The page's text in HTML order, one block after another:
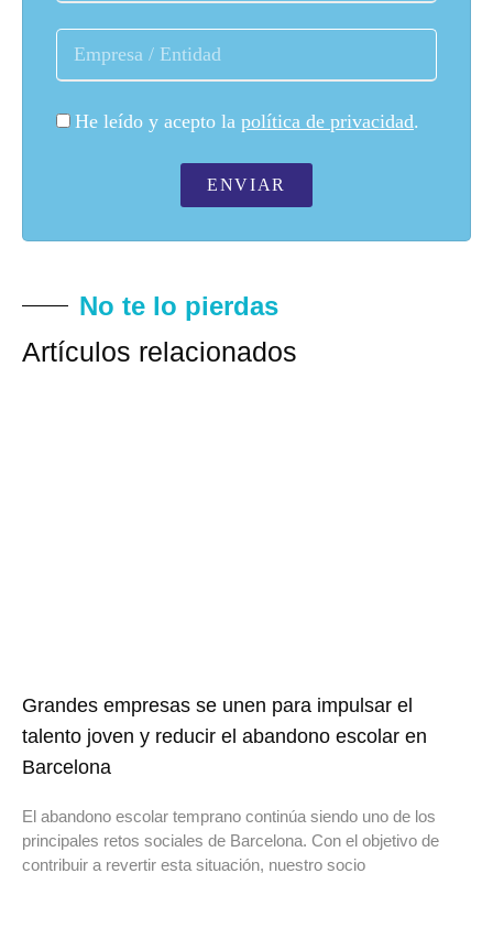
He leído y acepto la política de privacidad.
ENVIAR
No te lo pierdas
Artículos relacionados
Grandes empresas se unen para impulsar el
talento joven y reducir el abandono escolar en
Barcelona
El abandono escolar temprano continúa siendo uno de los
principales retos sociales de Barcelona. Con el objetivo de
contribuir a revertir esta situación, nuestro socio